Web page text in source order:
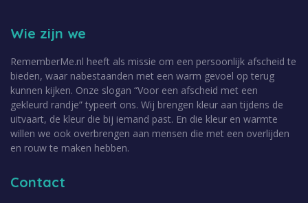
Contact
Wie zijn we
RememberMe.nl heeft als missie om een persoonlijk afscheid te
bieden, waar nabestaanden met een warm gevoel op terug
kunnen kijken. Onze slogan “Voor een afscheid met een
gekleurd randje” typeert ons. Wij brengen kleur aan tijdens de
uitvaart, de kleur die bij iemand past. En die kleur en warmte
willen we ook overbrengen aan mensen die met een overlijden
en rouw te maken hebben.